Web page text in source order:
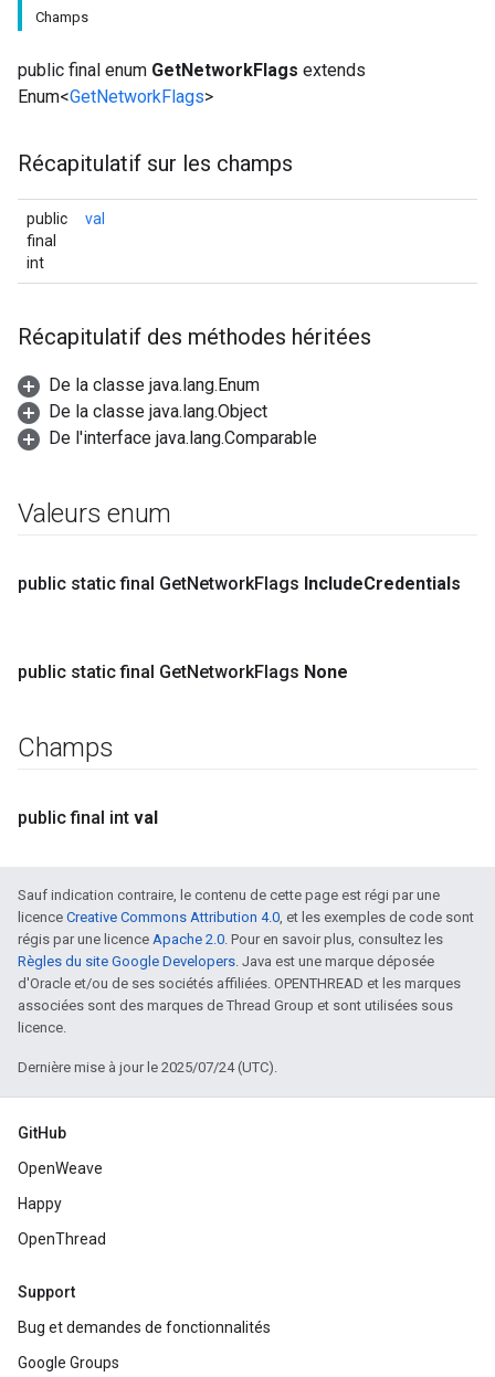
Champs
public final enum GetNetworkFlags extends
Enum<GetNetworkFlags>
Récapitulatif sur les champs
public
final
int
val
Récapitulatif des méthodes héritées
De la classe java.lang.Enum
De la classe java.lang.Object
De l'interface java.lang.Comparable
Valeurs enum
public static final GetNetworkFlags IncludeCredentials
public static final GetNetworkFlags None
Champs
public final int val
Sauf indication contraire, le contenu de cette page est régi par une
licence Creative Commons Attribution 4.0, et les exemples de code sont
régis par une licence Apache 2.0. Pour en savoir plus, consultez les
Règles du site Google Developers. Java est une marque déposée
d'Oracle et/ou de ses sociétés affiliées. OPENTHREAD et les marques
associées sont des marques de Thread Group et sont utilisées sous
licence.
Dernière mise à jour le 2025/07/24 (UTC).
GitHub
OpenWeave
Happy
OpenThread
Support
Bug et demandes de fonctionnalités
Google Groups